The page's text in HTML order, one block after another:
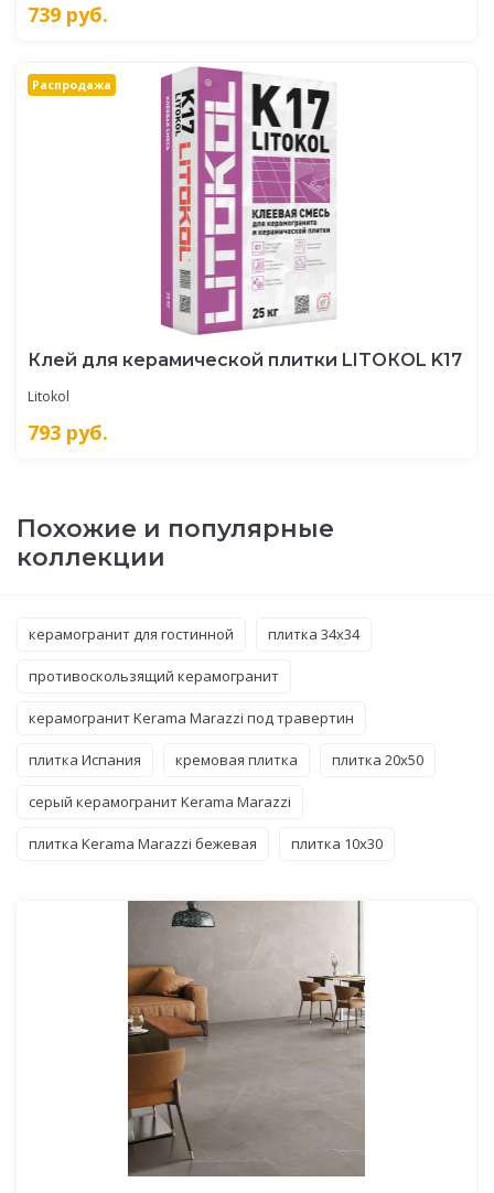
739 руб.
Распродажа
Клей для керамической плитки LITOКOL K17
Litokol
793 руб.
Похожие и популярные
коллекции
керамогранит для гостинной плитка 34x34
противоскользящий керамогранит
керамогранит Kerama Marazzi под травертин
плитка Испания кремовая плитка плитка 20x50
серый керамогранит Kerama Marazzi
плитка Kerama Marazzi бежевая плитка 10x30